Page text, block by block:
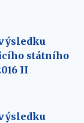
státního
II